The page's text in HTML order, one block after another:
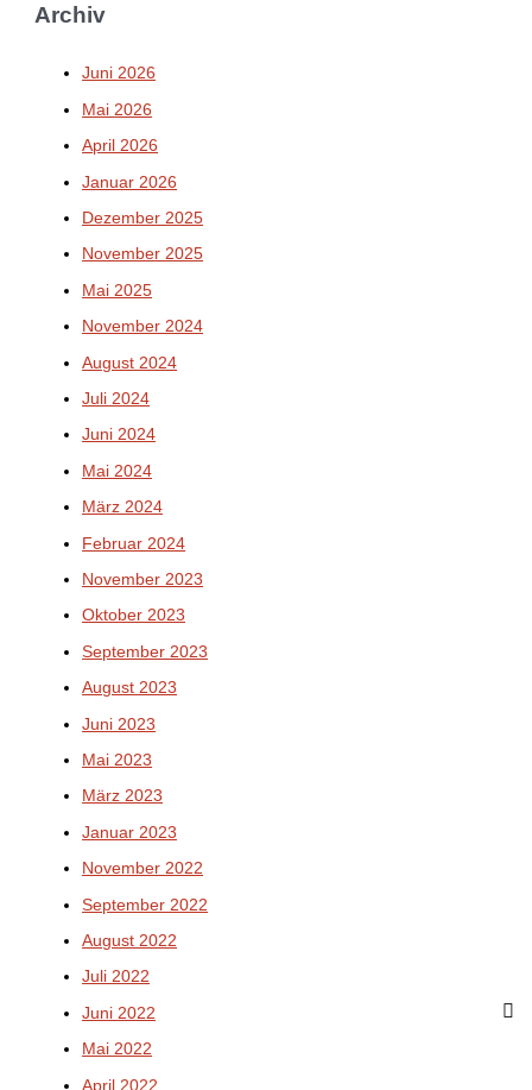
Archiv
Juni 2026
Mai 2026
April 2026
Januar 2026
Dezember 2025
November 2025
Mai 2025
November 2024
August 2024
Juli 2024
Juni 2024
Mai 2024
März 2024
Februar 2024
November 2023
Oktober 2023
September 2023
August 2023
Juni 2023
Mai 2023
März 2023
Januar 2023
November 2022
September 2022
August 2022
Juli 2022
Juni 2022
Mai 2022
April 2022